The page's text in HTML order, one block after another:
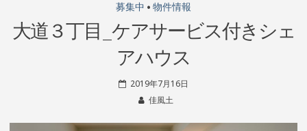
募集中 • 物件情報
大道３丁目_ケアサービス付きシェ
アハウス
2019年7月16日
佳風土